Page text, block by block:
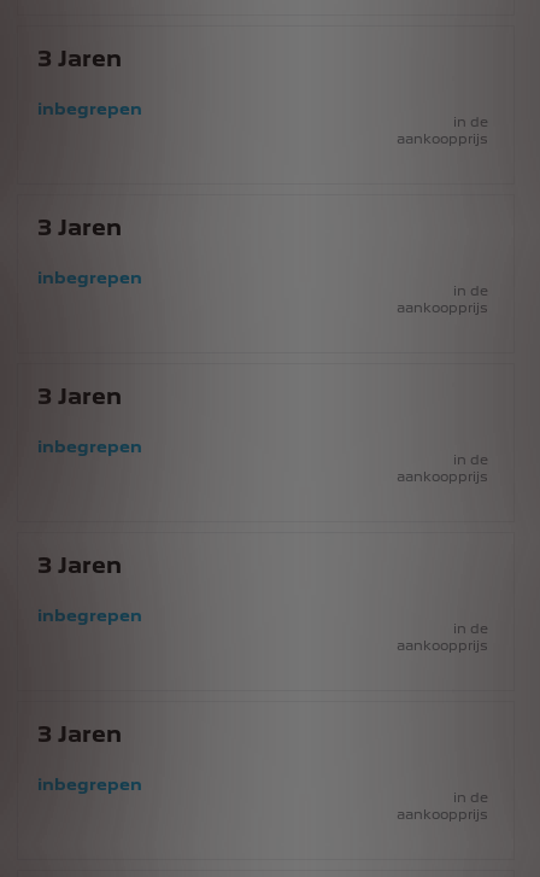
3 Jaren
inbegrepen
in de
aankoopprijs
3 Jaren
inbegrepen
in de
aankoopprijs
3 Jaren
inbegrepen
in de
aankoopprijs
3 Jaren
inbegrepen
in de
aankoopprijs
3 Jaren
inbegrepen
in de
aankoopprijs